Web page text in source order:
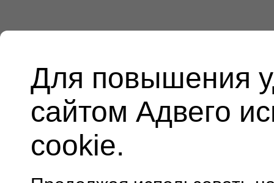
Для повышения
сайтом Адвего
cookie.